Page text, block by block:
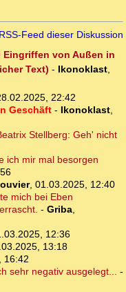
RSS-Feed dieser Diskussion
Eingriffen von Außen in
Text) - Ikonoklast,
22:42
Geschäft- Ikonoklast,
Stellberg: Geh' nicht
ich mir mal besorgen
, 01.03.2025, 12:40
mich bei Eben
- Griba,
12:36
13:18
16:42
sehr negativ ausgelegt... -